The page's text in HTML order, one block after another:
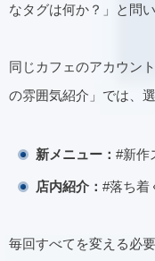
なタグは何か？」と問
同じカフェのアカウン
の雰囲気紹介」では、
新メニュー： #新作
店内紹介： #落ち着
毎回すべてを変える必